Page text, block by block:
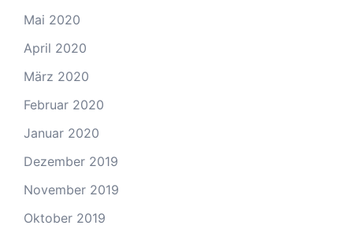
Mai 2020
April 2020
März 2020
Februar 2020
Januar 2020
Dezember 2019
November 2019
Oktober 2019